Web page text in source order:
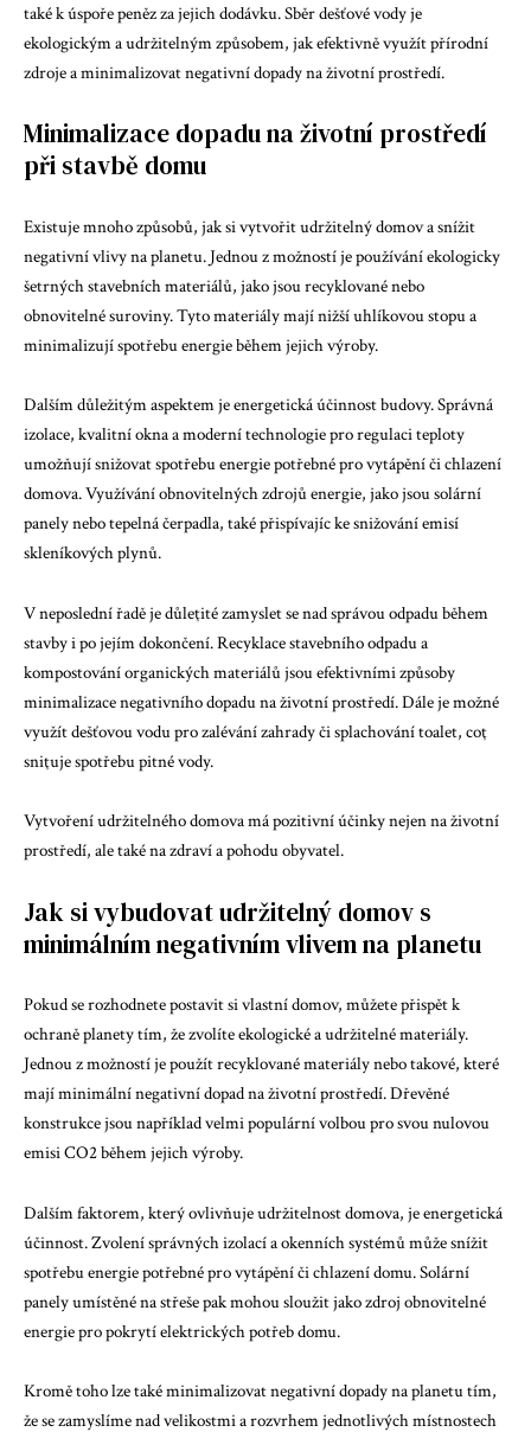
také k úspoře peněz za jejich dodávku. Sběr dešťové vody je
ekologickým a udržitelným způsobem, jak efektivně využít přírodní
zdroje a minimalizovat negativní dopady na životní prostředí.
Minimalizace dopadu na životní prostředí
při stavbě domu
Existuje mnoho způsobů, jak si vytvořit udržitelný domov a snížit
negativní vlivy na planetu. Jednou z možností je používání ekologicky
šetrných stavebních materiálů, jako jsou recyklované nebo
obnovitelné suroviny. Tyto materiály mají nižší uhlíkovou stopu a
minimalizují spotřebu energie během jejich výroby.
Dalším důležitým aspektem je energetická účinnost budovy. Správná
izolace, kvalitní okna a moderní technologie pro regulaci teploty
umožňují snižovat spotřebu energie potřebné pro vytápění či chlazení
domova. Využívání obnovitelných zdrojů energie, jako jsou solární
panely nebo tepelná čerpadla, také přispívajíc ke snižování emisí
skleníkových plynů.
V neposlední řadě je důleţité zamyslet se nad správou odpadu během
stavby i po jejím dokončení. Recyklace stavebního odpadu a
kompostování organických materiálů jsou efektivními způsoby
minimalizace negativního dopadu na životní prostředí. Dále je možné
využít dešťovou vodu pro zalévání zahrady či splachování toalet, coţ
sniţuje spotřebu pitné vody.
Vytvoření udržitelného domova má pozitivní účinky nejen na životní
prostředí, ale také na zdraví a pohodu obyvatel.
Jak si vybudovat udržitelný domov s
minimálním negativním vlivem na planetu
Pokud se rozhodnete postavit si vlastní domov, můžete přispět k
ochraně planety tím, že zvolíte ekologické a udržitelné materiály.
Jednou z možností je použít recyklované materiály nebo takové, které
mají minimální negativní dopad na životní prostředí. Dřevěné
konstrukce jsou například velmi populární volbou pro svou nulovou
emisi CO2 během jejich výroby.
Dalším faktorem, který ovlivňuje udržitelnost domova, je energetická
účinnost. Zvolení správných izolací a okenních systémů může snížit
spotřebu energie potřebné pro vytápění či chlazení domu. Solární
panely umístěné na střeše pak mohou sloužit jako zdroj obnovitelné
energie pro pokrytí elektrických potřeb domu.
Kromě toho lze také minimalizovat negativní dopady na planetu tím,
že se zamyslíme nad velikostmi a rozvrhem jednotlivých místnostech